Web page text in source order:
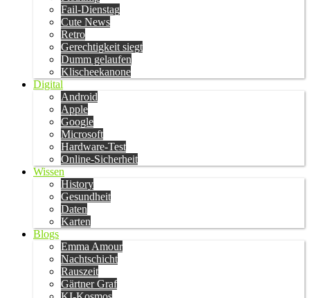
Fail-Dienstag
Cute News
Retro
Gerechtigkeit siegt
Dumm gelaufen
Klischeekanone
Digital
Android
Apple
Google
Microsoft
Hardware-Test
Online-Sicherheit
Wissen
History
Gesundheit
Daten
Karten
Blogs
Emma Amour
Nachtschicht
Rauszeit
Gärtner Graf